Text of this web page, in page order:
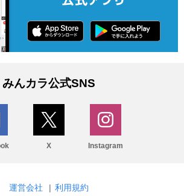
みんカラ公式SNS
X Instagram
運営会社 | 利用規約